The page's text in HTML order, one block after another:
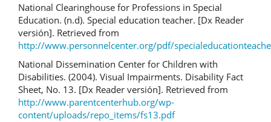
National Clearinghouse for Professions in Special
Education. (n.d). Special education teacher. [Dx Reader
versión]. Retrieved from
http://www.personnelcenter.org/pdf/
National Dissemination Center for Children with
Disabilities. (2004). Visual Impairments. Disability Fact
Sheet, No. 13. [Dx Reader versión]. Retrieved from
http://www.parentcenterhub.org/wp-
content/uploads/repo_items/fs13.pdf